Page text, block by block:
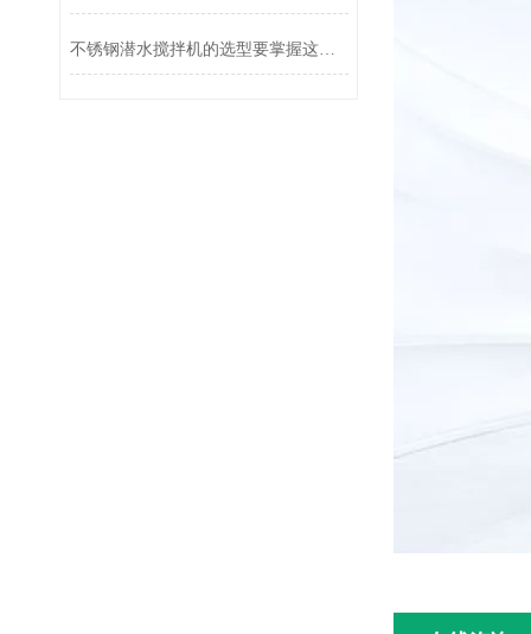
不锈钢潜水搅拌机的选型要掌握这些内容